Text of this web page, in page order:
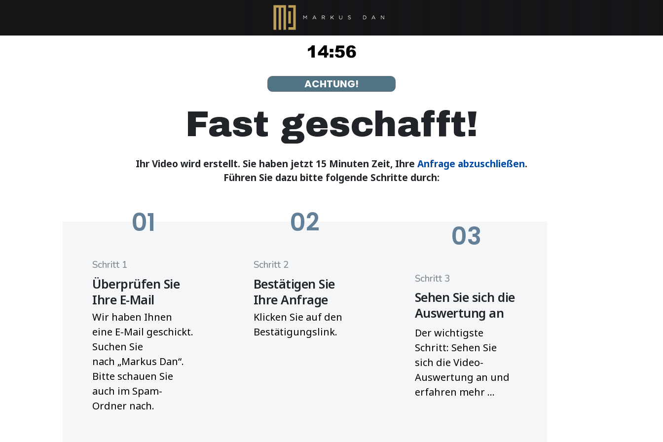
ACHTUNG!
Fast geschafft!
Ihr Video wird erstellt. Sie haben jetzt 15 Minuten Zeit, Ihre Anfrage abzuschließen.
Führen Sie dazu bitte folgende Schritte durch:
01
Schritt 1
Überprüfen Sie
Ihre E-Mail
Wir haben Ihnen
eine E-Mail geschickt.
Suchen Sie
nach „Markus Dan“.
Bitte schauen Sie
auch im Spam-
Ordner nach.
02
Schritt 2
Bestätigen Sie
Ihre Anfrage
Klicken Sie auf den
Bestätigungslink.
03
Schritt 3
Sehen Sie sich die
Auswertung an
Der wichtigste
Schritt: Sehen Sie
sich die Video-
Auswertung an und
erfahren mehr ...